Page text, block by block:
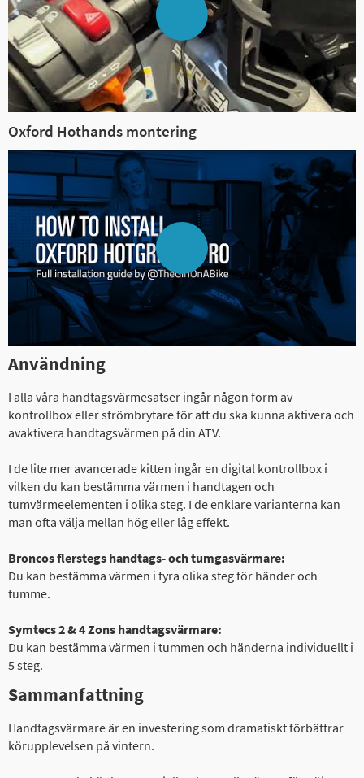
Oxford Hothands montering
Användning
I alla våra handtagsvärmesatser ingår någon form av
kontrollbox eller strömbrytare för att du ska kunna aktivera och
avaktivera handtagsvärmen på din ATV.
I de lite mer avancerade kitten ingår en digital kontrollbox i
vilken du kan bestämma värmen i handtagen och
tumvärmeelementen i olika steg. I de enklare varianterna kan
man ofta välja mellan hög eller låg effekt.
Broncos flerstegs handtags- och tumgasvärmare:
Du kan bestämma värmen i fyra olika steg för händer och
tumme.
Symtecs 2 & 4 Zons handtagsvärmare:
Du kan bestämma värmen i tummen och händerna individuellt i
5 steg.
Sammanfattning
Handtagsvärmare är en investering som dramatiskt förbättrar
körupplevelsen på vintern.